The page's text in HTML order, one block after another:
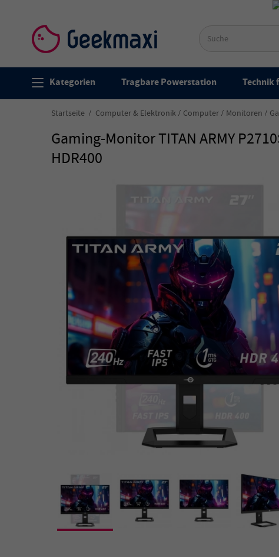
Kategorien Tragbare Powerstation Technik
Startseite Computer & Elektronik Computer Monitoren
Gaming-Monitor TITAN ARMY
HDR400